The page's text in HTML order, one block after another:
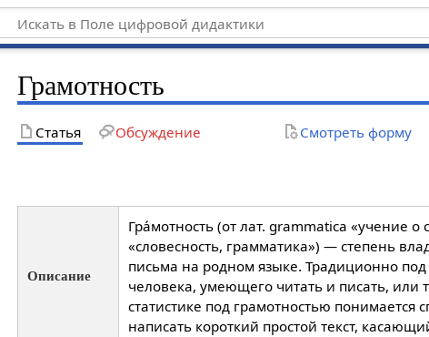
Грамотность
Статья Обсуждение Смотреть форму
Описание
Гра́мотность (от лат. grammatica «учение о
«словесность, грамматика») — степень
письма на родном языке. Традиционно
человека, умеющего читать и писать, или
статистике под грамотностью понимается
написать короткий простой текст,